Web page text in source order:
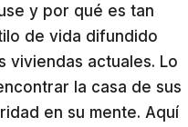
y por qué es tan
de vida difundido
viviendas actuales. Lo
la casa de sus
en su mente. Aquí